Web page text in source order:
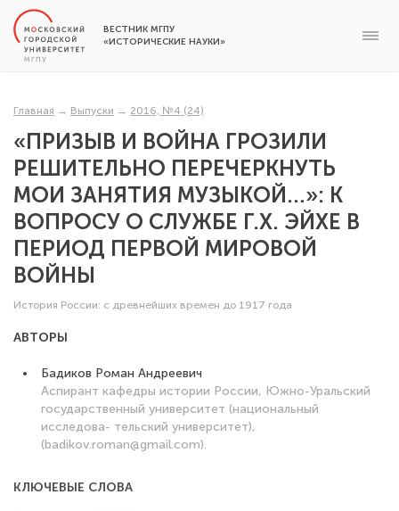
ВЕСТНИК МГПУ
«ИСТОРИЧЕСКИЕ НАУКИ»
Главная → Выпуски → 2016, №4 (24)
«ПРИЗЫВ И ВОЙНА ГРОЗИЛИ
РЕШИТЕЛЬНО ПЕРЕЧЕРКНУТЬ
МОИ ЗАНЯТИЯ МУЗЫКОЙ…»: К
ВОПРОСУ О СЛУЖБЕ Г.Х. ЭЙХЕ В
ПЕРИОД ПЕРВОЙ МИРОВОЙ
ВОЙНЫ
История России: с древнейших времен до 1917 года
АВТОРЫ
Бадиков Роман Андреевич
Аспирант кафедры истории России, Южно-Уральский
государственный университет (национальный
исследова- тельский университет),
(badikov.roman@gmail.com).
КЛЮЧЕВЫЕ СЛОВА